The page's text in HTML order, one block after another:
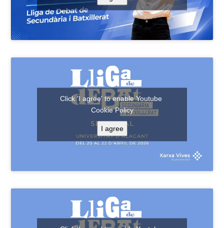
Click 'I agree' to enable Youtube
Cookie Policy
I agree